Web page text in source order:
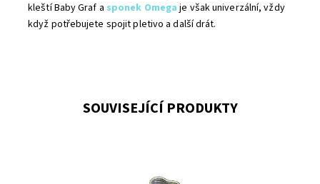
kleští Baby Graf a sponek Omega je však univerzální, vždy
když potřebujete spojit pletivo a další drát.
SOUVISEJÍCÍ PRODUKTY